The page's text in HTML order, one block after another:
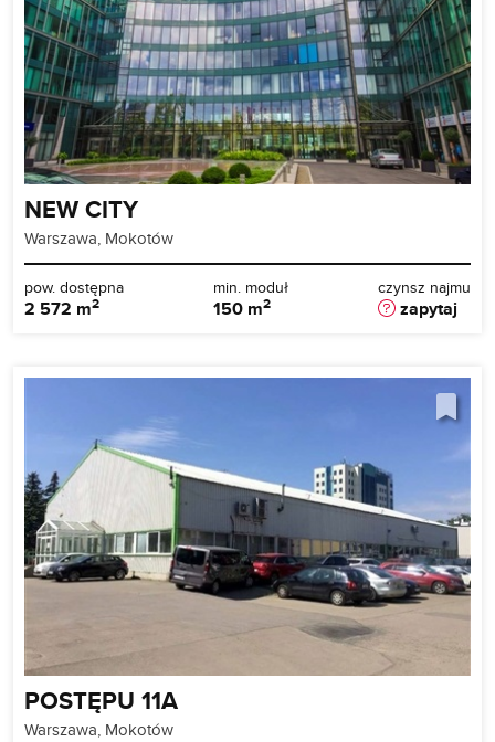
NEW CITY
Warszawa, Mokotów
pow. dostępna
2 572 m2
min. moduł
150 m2
czynsz najmu
zapytaj
POSTĘPU 11A
Warszawa, Mokotów